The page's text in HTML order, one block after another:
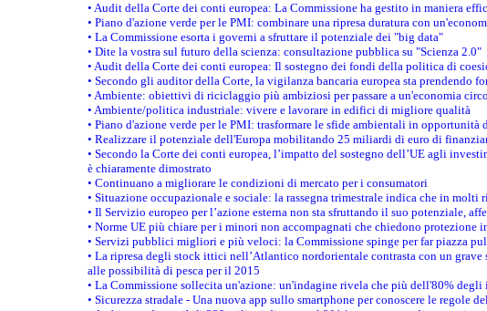
• Audit della Corte dei conti europea: La Commissione ha gestito in maniera
• Piano d'azione verde per le PMI: combinare una ripresa duratura con
• La Commissione esorta i governi a sfruttare il potenziale dei "big data"
• Dite la vostra sul futuro della scienza: consultazione pubblica su "Scienza 2.0"
• Audit della Corte dei conti europea: Il sostegno dei fondi della politica di
• Secondo gli auditor della Corte, la vigilanza bancaria europea sta prendendo
• Ambiente: obiettivi di riciclaggio più ambiziosi per passare a un'economia
• Ambiente/politica industriale: vivere e lavorare in edifici di migliore qualità
• Piano d'azione verde per le PMI: trasformare le sfide ambientali in opportunità
• Realizzare il potenziale dell'Europa mobilitando 25 miliardi di euro di
• Secondo la Corte dei conti europea, l’impatto del sostegno dell’UE agli
è chiaramente dimostrato
• Continuano a migliorare le condizioni di mercato per i consumatori
• Situazione occupazionale e sociale: la rassegna trimestrale indica che in
• Il Servizio europeo per l’azione esterna non sta sfruttando il suo potenziale,
• Norme UE più chiare per i minori non accompagnati che chiedono protezione
• Servizi pubblici migliori e più veloci: la Commissione spinge per far piazza
• La ripresa degli stock ittici nell’Atlantico nordorientale contrasta con un
alle possibilità di pesca per il 2015
• La Commissione sollecita un'azione: un'indagine rivela che più dell'80%
• Sicurezza stradale - Una nuova app sullo smartphone per conoscere le regole